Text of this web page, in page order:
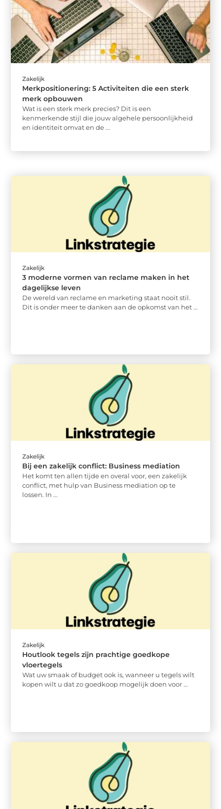
Zakelijk
Merkpositionering: 5 Activiteiten die een sterk
merk opbouwen
Wat is een sterk merk precies? Dit is een
kenmerkende stijl die jouw algehele persoonlijkheid
en identiteit omvat en de ...
Zakelijk
3 moderne vormen van reclame maken in het
dagelijkse leven
De wereld van reclame en marketing staat nooit stil.
Dit is onder meer te danken aan de opkomst van het ...
Zakelijk
Bij een zakelijk conflict: Business mediation
Het komt ten allen tijde en overal voor, een zakelijk
conflict, met hulp van Business mediation op te
lossen. In ...
Zakelijk
Houtlook tegels zijn prachtige goedkope
vloertegels
Wat uw smaak of budget ook is, wanneer u tegels wilt
kopen wilt u dat zo goedkoop mogelijk doen voor ...